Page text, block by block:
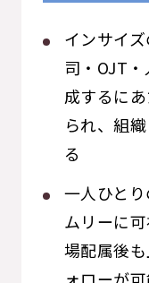
インサイ
司・OJT
成するに
られ、組
る
一人ひと
ムリーに
場配属後